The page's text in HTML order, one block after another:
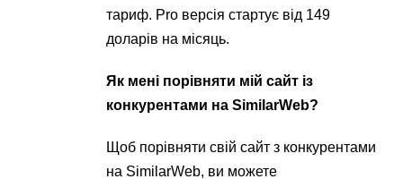
тариф. Pro версія стартує від 149
доларів на місяць.
Як мені порівняти мій сайт із
конкурентами на SimilarWeb?
Щоб порівняти свій сайт з конкурентами
на SimilarWeb, ви можете